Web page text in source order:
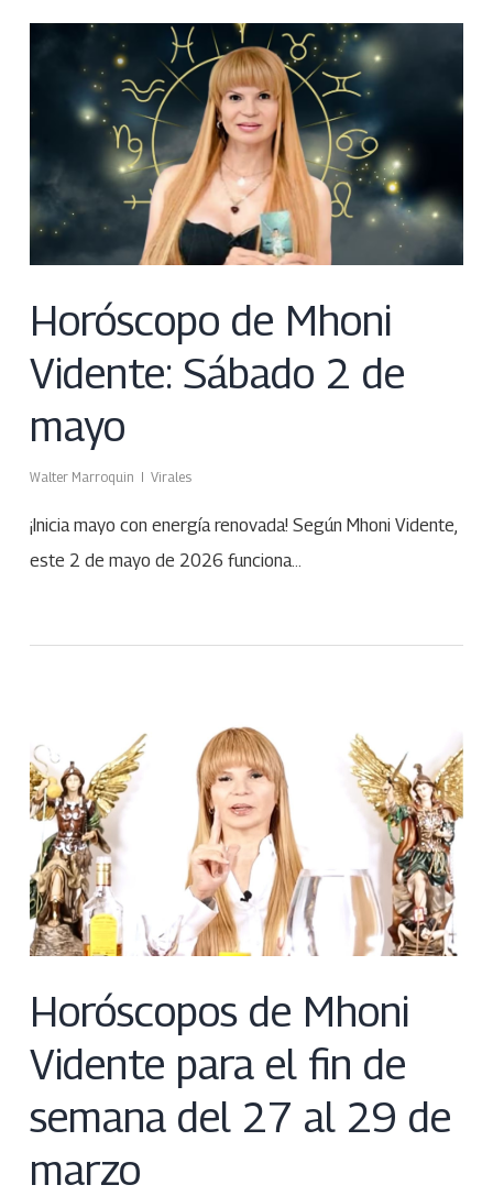
Horóscopo de Mhoni
Vidente: Sábado 2 de
mayo
Walter Marroquin Virales
¡Inicia mayo con energía renovada! Según Mhoni Vidente,
este 2 de mayo de 2026 funciona…
Horóscopos de Mhoni
Vidente para el fin de
semana del 27 al 29 de
marzo